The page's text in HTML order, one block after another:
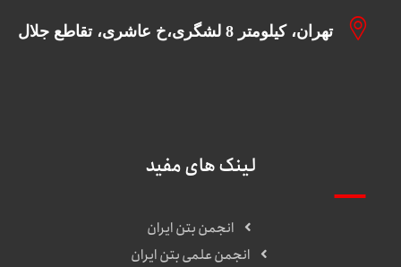
تهران، کیلومتر 8 لشگری،خ عاشری، تقاطع جلال
لینک های مفید
انجمن بتن ایران
انجمن علمی بتن ایران